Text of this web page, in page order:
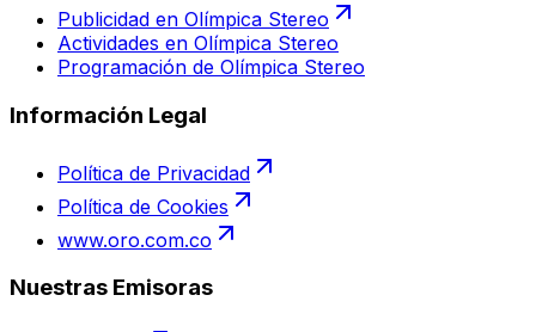
Publicidad en Olímpica Stereo
Actividades en Olímpica Stereo
Programación de Olímpica Stereo
Información Legal
Política de Privacidad
Política de Cookies
www.oro.com.co
Nuestras Emisoras